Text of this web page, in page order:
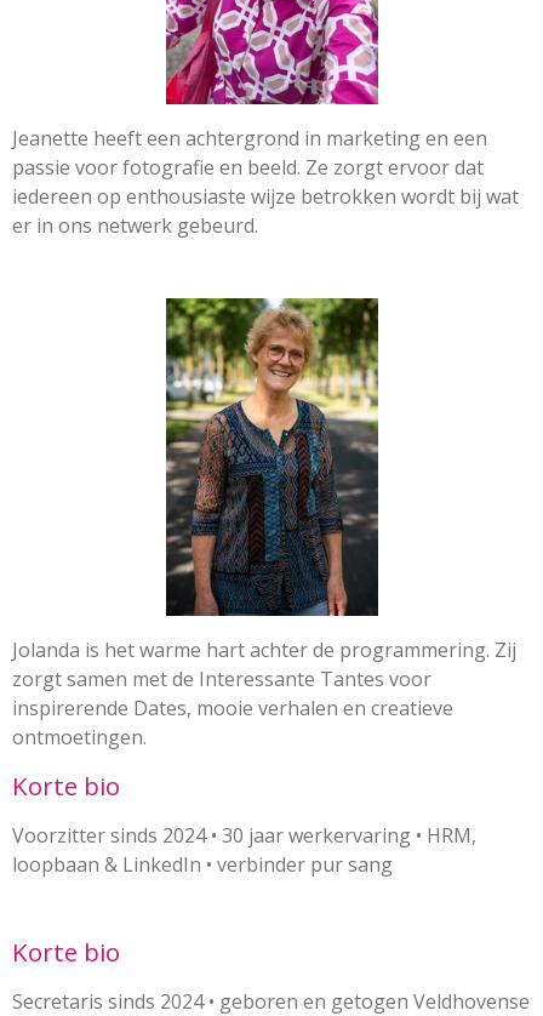
Jeanette heeft een achtergrond in marketing en een
passie voor fotografie en beeld. Ze zorgt ervoor dat
iedereen op enthousiaste wijze betrokken wordt bij wat
er in ons netwerk gebeurd.
Jolanda is het warme hart achter de programmering. Zij
zorgt samen met de Interessante Tantes voor
inspirerende Dates, mooie verhalen en creatieve
ontmoetingen.
Korte bio
Voorzitter sinds 2024 • 30 jaar werkervaring • HRM,
loopbaan & LinkedIn • verbinder pur sang
Korte bio
Secretaris sinds 2024 • geboren en getogen Veldhovense